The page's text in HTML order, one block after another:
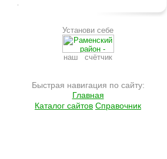
Установи себе
наш счётчик
Быстрая навигация по сайту:
Главная
Каталог сайтов Справочник